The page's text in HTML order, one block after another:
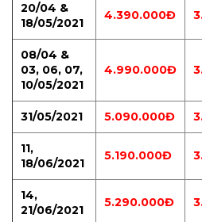
20/04 &
18/05/2021
4.390.000Đ
08/04 &
03, 06, 07,
10/05/2021
4.990.000Đ
31/05/2021 5.090.000Đ
11,
18/06/2021
5.190.000Đ
14,
21/06/2021
5.290.000Đ